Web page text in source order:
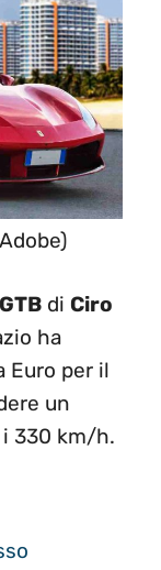
di Ciro
ha
Euro per il
un
i 330 km/h.